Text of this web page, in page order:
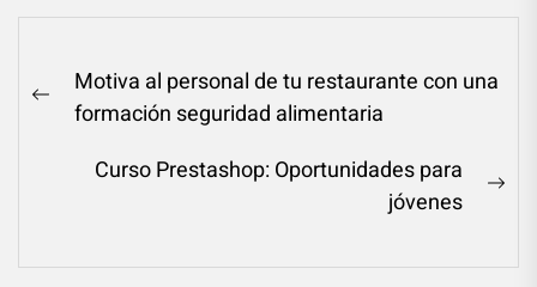
Navegación
dePrevious
Motiva al personal de tu restaurante con una
formación seguridad alimentaria
Curso Prestashop: Oportunidades para
jóvenes